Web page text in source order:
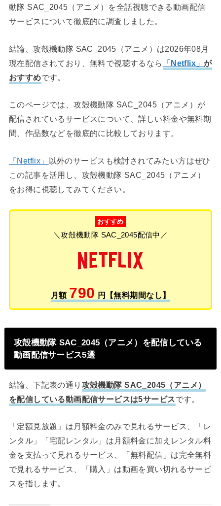
動隊 SAC_2045（アニメ）を全話視聴できる動画配信
サービスについて徹底的に調査しました。
結論、攻殻機動隊 SAC_2045（アニメ）は2026年08月
現在配信されており、無料で視聴するなら
「Netflix」が
おすすめです。
このページでは、攻殻機動隊 SAC_2045（アニメ）が
配信されているサービスについて、詳しい料金や無料期
間、作品数などを徹底的に比較しております。
「Netflix」 以外のサービスも検討されてみたい方はぜひ
この記事を活用し、攻殻機動隊 SAC_2045（アニメ）
をお得に視聴してみてください。
おすすめ
＼攻殻機動隊 SAC_2045配信中／
月額 790 円【無料期間なし】
攻殻機動隊 SAC_2045（アニメ）を配信している
動画配信サービス5選
結論、下記表の通り 攻殻機動隊 SAC_2045（アニメ）
を配信している動画配信サービスは5サービスです。
「定額見放題」は月額料金のみで見れるサービス、「レ
ンタル」「宅配レンタル」は月額料金に加えレンタル料
金を支払って見れるサービス、「無料配信」は完全無料
で見れるサービス、「購入」は動画を買い切れるサービ
スを指します。